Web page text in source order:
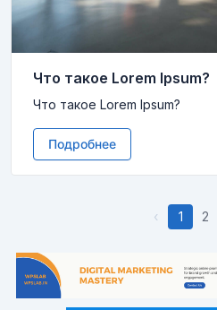
Что такое Lorem Ipsum?
Что такое Lorem Ipsum?
Подробнее
‹ 1 2